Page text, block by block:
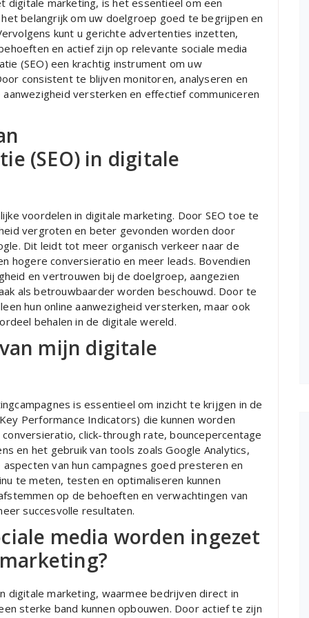
digitale marketing, is het essentieel om een
belangrijk om uw doelgroep goed te begrijpen en
kunt u gerichte advertenties inzetten,
en actief zijn op relevante sociale media
(SEO) een krachtig instrument om uw
consistent te blijven monitoren, analyseren en
versterken en effectief communiceren
(SEO) in digitale
voordelen in digitale marketing. Door SEO toe te
vergroten en beter gevonden worden door
Dit leidt tot meer organisch verkeer naar de
hogere conversieratio en meer leads. Bovendien
en vertrouwen bij de doelgroep, aangezien
als betrouwbaarder worden beschouwd. Door te
hun online aanwezigheid versterken, maar ook
behalen in de digitale wereld.
mijn digitale
is essentieel om inzicht te krijgen in de
Performance Indicators) die kunnen worden
click-through rate, bouncepercentage
en het gebruik van tools zoals Google Analytics,
van hun campagnes goed presteren en
te meten, testen en optimaliseren kunnen
op de behoeften en verwachtingen van
succesvolle resultaten.
media worden ingezet
digitale marketing, waarmee bedrijven direct in
sterke band kunnen opbouwen. Door actief te zijn